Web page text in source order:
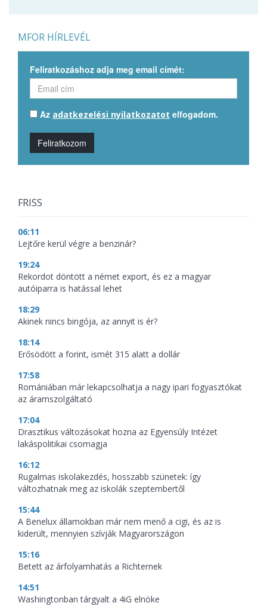
MFOR HÍRLEVÉL
Feliratkozáshoz adja meg email címét:
Az adatkezelési nyilatkozatot elfogadom.
Feliratkozom
FRISS
06:11
Lejtőre kerül végre a benzinár?
19:24
Rekordot döntött a német export, és ez a magyar
autóiparra is hatással lehet
18:29
Akinek nincs bingója, az annyit is ér?
18:14
Erősödött a forint, ismét 315 alatt a dollár
17:58
Romániában már lekapcsolhatja a nagy ipari fogyasztókat
az áramszolgáltató
17:04
Drasztikus változásokat hozna az Egyensúly Intézet
lakáspolitikai csomagja
16:12
Rugalmas iskolakezdés, hosszabb szünetek: így
változhatnak meg az iskolák szeptembertől
15:44
A Benelux államokban már nem menő a cigi, és az is
kiderült, mennyien szívják Magyarországon
15:16
Betett az árfolyamhatás a Richternek
14:51
Washingtonban tárgyalt a 4iG elnöke